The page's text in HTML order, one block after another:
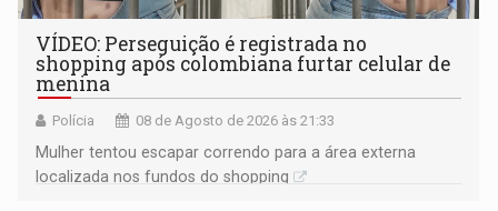
VÍDEO: Perseguição é registrada no
shopping após colombiana furtar celular de
menina
Polícia 08 de Agosto de 2026 às 21:33
Mulher tentou escapar correndo para a área externa
localizada nos fundos do shopping